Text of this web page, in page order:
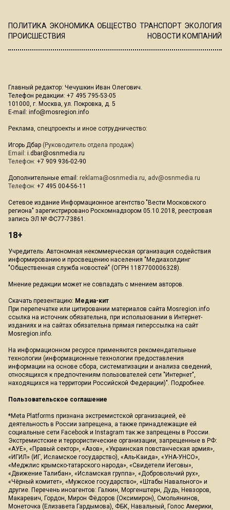
ПОЛИТИКА ЭКОНОМИКА ОБЩЕСТВО ТРАНСПОРТ ЭКОЛОГИЯ
ПРОИСШЕСТВИЯ
НОВОСТИ КОМПАНИЙ
Главный редактор: Чечушкин Иван Олегович.
Телефон редакции: +7 495 795-53-05
101000, г. Москва, ул. Покровка, д. 5
E-mail: info@mosregion.info
Реклама, спецпроекты и иное сотрудничество:
Игорь Дбар (Руководитель отдела продаж)
Email: i.dbar@osnmedia.ru
Телефон: +7 909 936-02-90
Дополнительные email: reklama@osnmedia.ru, adv@osnmedia.ru
Телефон: +7 495 004-56-11
Сетевое издание Информационное агентство "Вести Московского
региона" зарегистрировано Роскомнадзором 05.10.2018, реестровая
запись ЭЛ № ФС77-73861.
18+
Учредитель: Автономная некоммерческая организация содействия
информированию и просвещению населения "Медиахолдинг
"Общественная служба новостей" (ОГРН 1187700006328).
Мнение редакции может не совпадать с мнением авторов.
Скачать презентацию: Медиа-кит
При перепечатке или цитировании материалов сайта Mosregion.info
ссылка на источник обязательна, при использовании в Интернет-
изданиях и на сайтах обязательна прямая гиперссылка на сайт
Mosregion.info.
На информационном ресурсе применяются рекомендательные
технологии (информационные технологии предоставления
информации на основе сбора, систематизации и анализа сведений,
относящихся к предпочтениям пользователей сети "Интернет",
находящихся на территории Российской Федерации)". Подробнее.
Пользовательское соглашение
*Meta Platforms признана экстремистской организацией, её
деятельность в России запрещена, а также принадлежащие ей
социальные сети Facebook и Instagram так же запрещены в России.
Экстремистские и террористические организации, запрещенные в РФ:
«АУЕ», «Правый сектор», «Азов», «Украинская повстанческая армия»,
«ИГИЛ» (ИГ, Исламское государство), «Аль-Каида», «УНА-УНСО»,
«Меджлис крымско-татарского народа», «Свидетели Иеговы»,
«Движение Талибан», «Исламская группа», «Добровольчий рух»,
«Чёрный комитет», «Мужское государство», «Штабы Навального» и
другие. Перечень иноагентов: Галкин, Моргенштерн, Дудь, Невзоров,
Макаревич, Гордон, Мирон Фёдоров (Оксимирон), Смольянинов,
Монеточка (Елизавета Гардымова), ФБК, Навальный, Голос Америки,